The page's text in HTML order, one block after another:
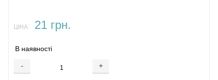
ЦІНА: 21 грн.
В наявності
- +